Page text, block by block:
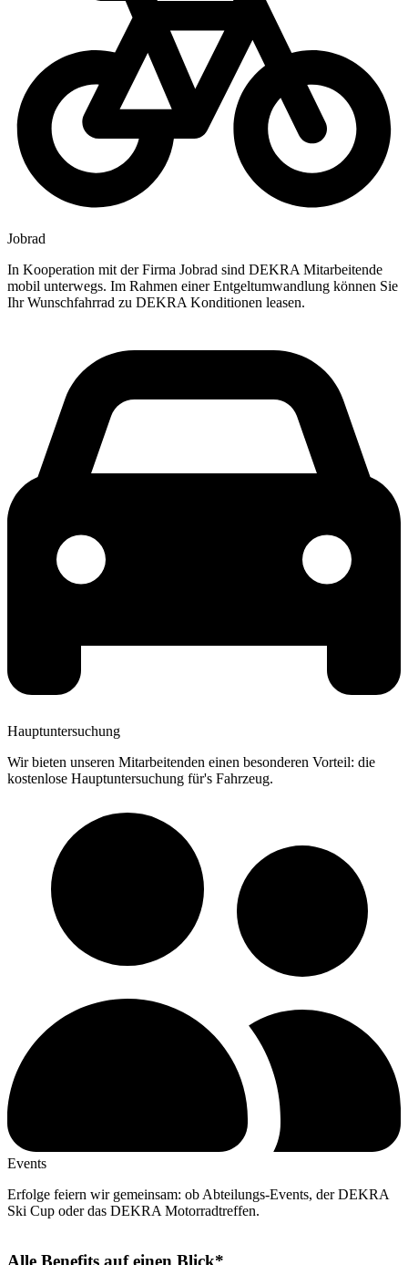
Jobrad
In Kooperation mit der Firma Jobrad sind DEKRA Mitarbeitende
mobil unterwegs. Im Rahmen einer Entgeltumwandlung können Sie
Ihr Wunschfahrrad zu DEKRA Konditionen leasen.
Hauptuntersuchung
Wir bieten unseren Mitarbeitenden einen besonderen Vorteil: die
kostenlose Hauptuntersuchung für's Fahrzeug.
Events
Erfolge feiern wir gemeinsam: ob Abteilungs-Events, der DEKRA
Ski Cup oder das DEKRA Motorradtreffen.
Alle Benefits auf einen Blick*